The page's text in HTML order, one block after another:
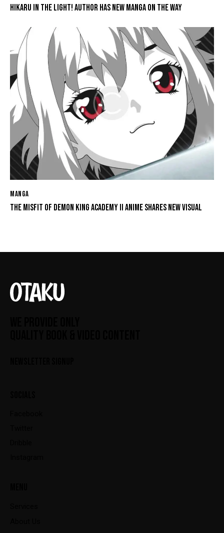
HIKARU IN THE LIGHT! AUTHOR HAS NEW MANGA ON THE WAY
MANGA
THE MISFIT OF DEMON KING ACADEMY II ANIME SHARES NEW VISUAL